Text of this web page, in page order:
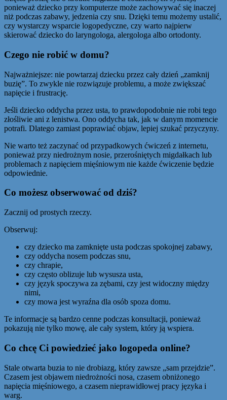
ponieważ dziecko przy komputerze może zachowywać się inaczej
niż podczas zabawy, jedzenia czy snu. Dzięki temu możemy ustalić,
czy wystarczy wsparcie logopedyczne, czy warto najpierw
skierować dziecko do laryngologa, alergologa albo ortodonty.
Czego nie robić w domu?
Najważniejsze: nie powtarzaj dziecku przez cały dzień „zamknij
buzię”. To zwykle nie rozwiązuje problemu, a może zwiększać
napięcie i frustrację.
Jeśli dziecko oddycha przez usta, to prawdopodobnie nie robi tego
złośliwie ani z lenistwa. Ono oddycha tak, jak w danym momencie
potrafi. Dlatego zamiast poprawiać objaw, lepiej szukać przyczyny.
Nie warto też zaczynać od przypadkowych ćwiczeń z internetu,
ponieważ przy niedrożnym nosie, przerośniętych migdałkach lub
problemach z napięciem mięśniowym nie każde ćwiczenie będzie
odpowiednie.
Co możesz obserwować od dziś?
Zacznij od prostych rzeczy.
Obserwuj:
czy dziecko ma zamknięte usta podczas spokojnej zabawy,
czy oddycha nosem podczas snu,
czy chrapie,
czy często oblizuje lub wysusza usta,
czy język spoczywa za zębami, czy jest widoczny między
nimi,
czy mowa jest wyraźna dla osób spoza domu.
Te informacje są bardzo cenne podczas konsultacji, ponieważ
pokazują nie tylko mowę, ale cały system, który ją wspiera.
Co chcę Ci powiedzieć jako logopeda online?
Stale otwarta buzia to nie drobiazg, który zawsze „sam przejdzie”.
Czasem jest objawem niedrożności nosa, czasem obniżonego
napięcia mięśniowego, a czasem nieprawidłowej pracy języka i
warg.